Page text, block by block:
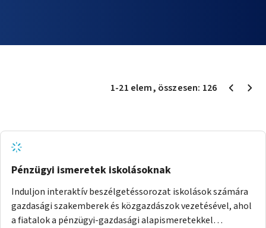
1-21 elem, összesen: 126
Pénzügyi ismeretek iskolásoknak
Induljon interaktív beszélgetéssorozat iskolások számára
gazdasági szakemberek és közgazdászok vezetésével, ahol
a fiatalok a pénzügyi-gazdasági alapismeretekkel